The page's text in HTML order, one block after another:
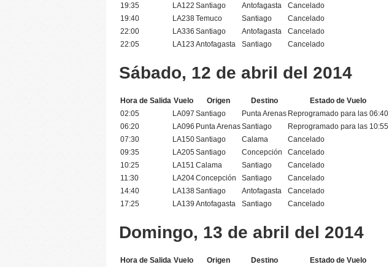
19:35
LA122 Santiago Antofagasta
Cancelado
19:40
LA238Temuco Santiago
Cancelado
22:00
LA336 Santiago Antofagasta
Cancelado
22:05
LA123 Antofagasta Santiago Cancelado
Sábado, 12 de abril del 2014
Hora de Salida Vuelo Origen Destino
Estado de Vuelo
02:05
LA097 Santiago Punta Arenas Reprogramado para las 06:40
06:20
LA096 Punta ArenasSantiago
Reprogramado para las 10:55
07:30
LA150Santiago Calama
Cancelado
09:35
LA205 Santiago Concepción
Cancelado
10:25
LA151 Calama Santiago
Cancelado
11:30
LA204Concepción Santiago
Cancelado
14:40
LA138Santiago Antofagasta
Cancelado
17:25
LA139 Antofagasta Santiago Cancelado
Domingo, 13 de abril del 2014
Hora de Salida Vuelo Origen Destino Estado de Vuelo